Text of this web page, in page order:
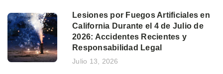
Lesiones por Fuegos Artificiales en
California Durante el 4 de Julio de
2026: Accidentes Recientes y
Responsabilidad Legal
Julio 13, 2026